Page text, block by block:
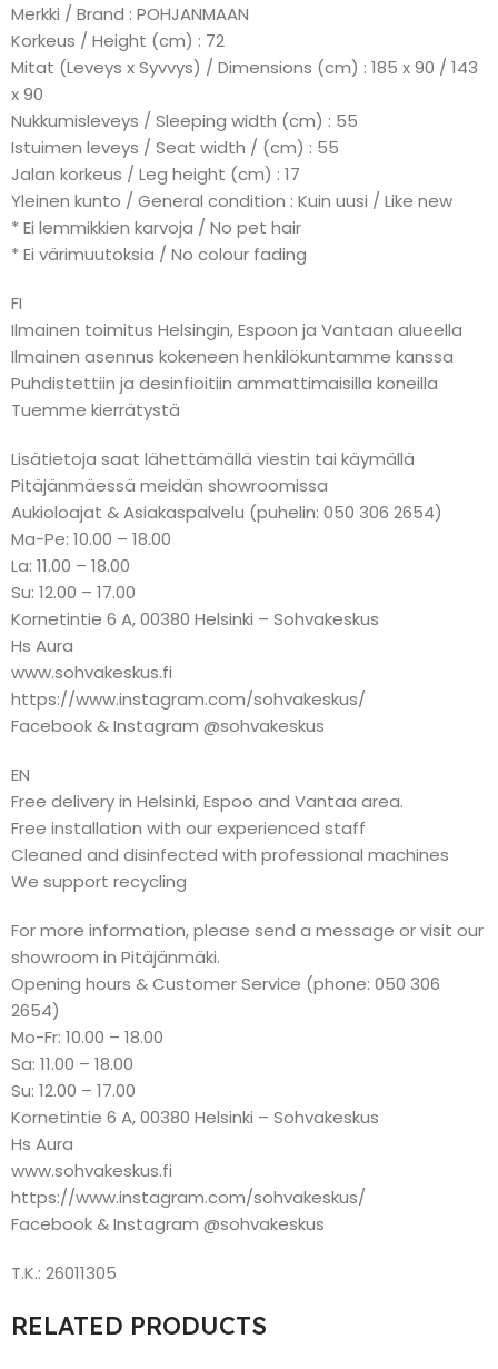
Merkki / Brand : POHJANMAAN
Korkeus / Height (cm) : 72
Mitat (Leveys x Syvvys) / Dimensions (cm) : 185 x 90 / 143
x 90
Nukkumisleveys / Sleeping width (cm) : 55
Istuimen leveys / Seat width / (cm) : 55
Jalan korkeus / Leg height (cm) : 17
Yleinen kunto / General condition : Kuin uusi / Like new
* Ei lemmikkien karvoja / No pet hair
* Ei värimuutoksia / No colour fading
FI
Ilmainen toimitus Helsingin, Espoon ja Vantaan alueella
Ilmainen asennus kokeneen henkilökuntamme kanssa
Puhdistettiin ja desinfioitiin ammattimaisilla koneilla
Tuemme kierrätystä
Lisätietoja saat lähettämällä viestin tai käymällä
Pitäjänmäessä meidän showroomissa
Aukioloajat & Asiakaspalvelu (puhelin: 050 306 2654)
Ma-Pe: 10.00 – 18.00
La: 11.00 – 18.00
Su: 12.00 – 17.00
Kornetintie 6 A, 00380 Helsinki – Sohvakeskus
Hs Aura
www.sohvakeskus.fi
https://www.instagram.com/sohvakeskus/
Facebook & Instagram @sohvakeskus
EN
Free delivery in Helsinki, Espoo and Vantaa area.
Free installation with our experienced staff
Cleaned and disinfected with professional machines
We support recycling
For more information, please send a message or visit our
showroom in Pitäjänmäki.
Opening hours & Customer Service (phone: 050 306
2654)
Mo-Fr: 10.00 – 18.00
Sa: 11.00 – 18.00
Su: 12.00 – 17.00
Kornetintie 6 A, 00380 Helsinki – Sohvakeskus
Hs Aura
www.sohvakeskus.fi
https://www.instagram.com/sohvakeskus/
Facebook & Instagram @sohvakeskus
T.K.: 26011305
RELATED PRODUCTS